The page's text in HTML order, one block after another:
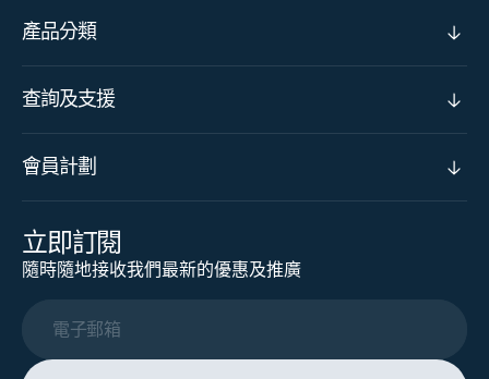
產品分類
查詢及支援
會員計劃
立即訂閱
隨時隨地接收我們最新的優惠及推廣
電子郵箱